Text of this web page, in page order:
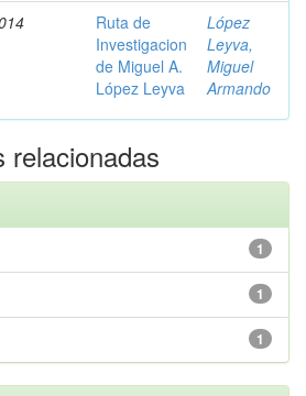
Ruta de
Investigacion
de Miguel A.
López Leyva
López
Leyva,
Miguel
Armando
relacionadas
1
1
1